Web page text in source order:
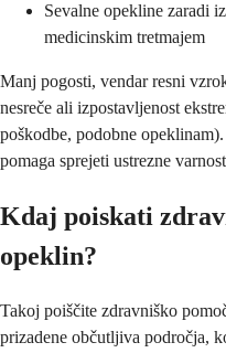
Sevalne opekline zaradi
medicinskim tretmajem
Manj pogosti, vendar resni
nesreče ali izpostavljenost
poškodbe, podobne
pomaga sprejeti ustrezne
Kdaj poiskati
opeklin?
Takoj poiščite zdravniško
prizadene občutljiva področja,